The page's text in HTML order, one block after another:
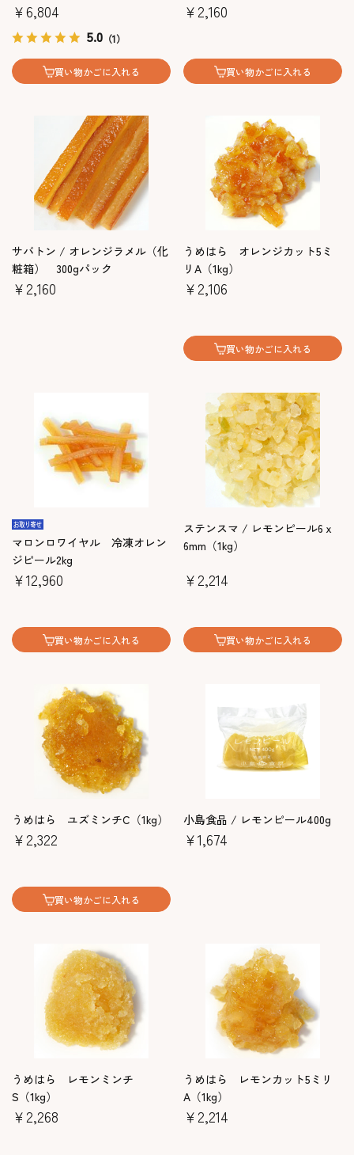
￥6,804
5.0 （1）
買い物かごに入れる
￥2,160
買い物かごに入れる
サバトン / オレンジラメル（化
粧箱） 300gパック
￥2,160
うめはら オレンジカット5ミ
リA（1kg）
￥2,106
買い物かごに入れる
マロンロワイヤル 冷凍オレン
ジピール2kg
￥12,960
買い物かごに入れる
ステンスマ / レモンピール6ｘ
6mm（1kg）
￥2,214
買い物かごに入れる
うめはら ユズミンチC（1kg）
￥2,322
買い物かごに入れる
小島食品 / レモンピール400g
￥1,674
うめはら レモンミンチ
S（1kg）
￥2,268
うめはら レモンカット5ミリ
A（1kg）
￥2,214